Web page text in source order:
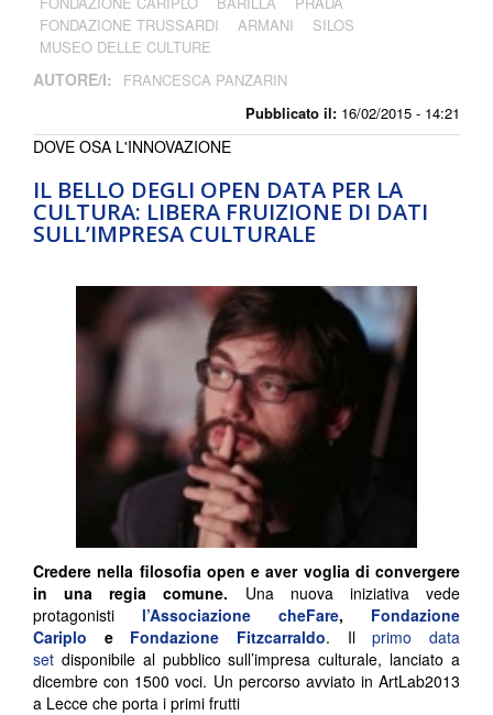
Pubblicato il: 16/02/2015 - 14:21
FONDAZIONE TRUSSARDI
ARMANI
SILOS
MUSEO DELLE CULTURE
AUTORE/I: FRANCESCA PANZARIN
IL BELLO DEGLI OPEN DATA PER LA
CULTURA: LIBERA FRUIZIONE DI DATI
SULL’IMPRESA CULTURALE
DOVE OSA L'INNOVAZIONE
Credere nella filosofia open e aver voglia di convergere
in una regia comune. Una nuova iniziativa vede
protagonisti l’Associazione cheFare, Fondazione
Cariplo e Fondazione Fitzcarraldo. Ilprimo data
set disponibile al pubblico sull’impresa culturale, lanciato a
dicembre con 1500 voci. Un percorso avviato in ArtLab2013
a Lecce che porta i primi frutti